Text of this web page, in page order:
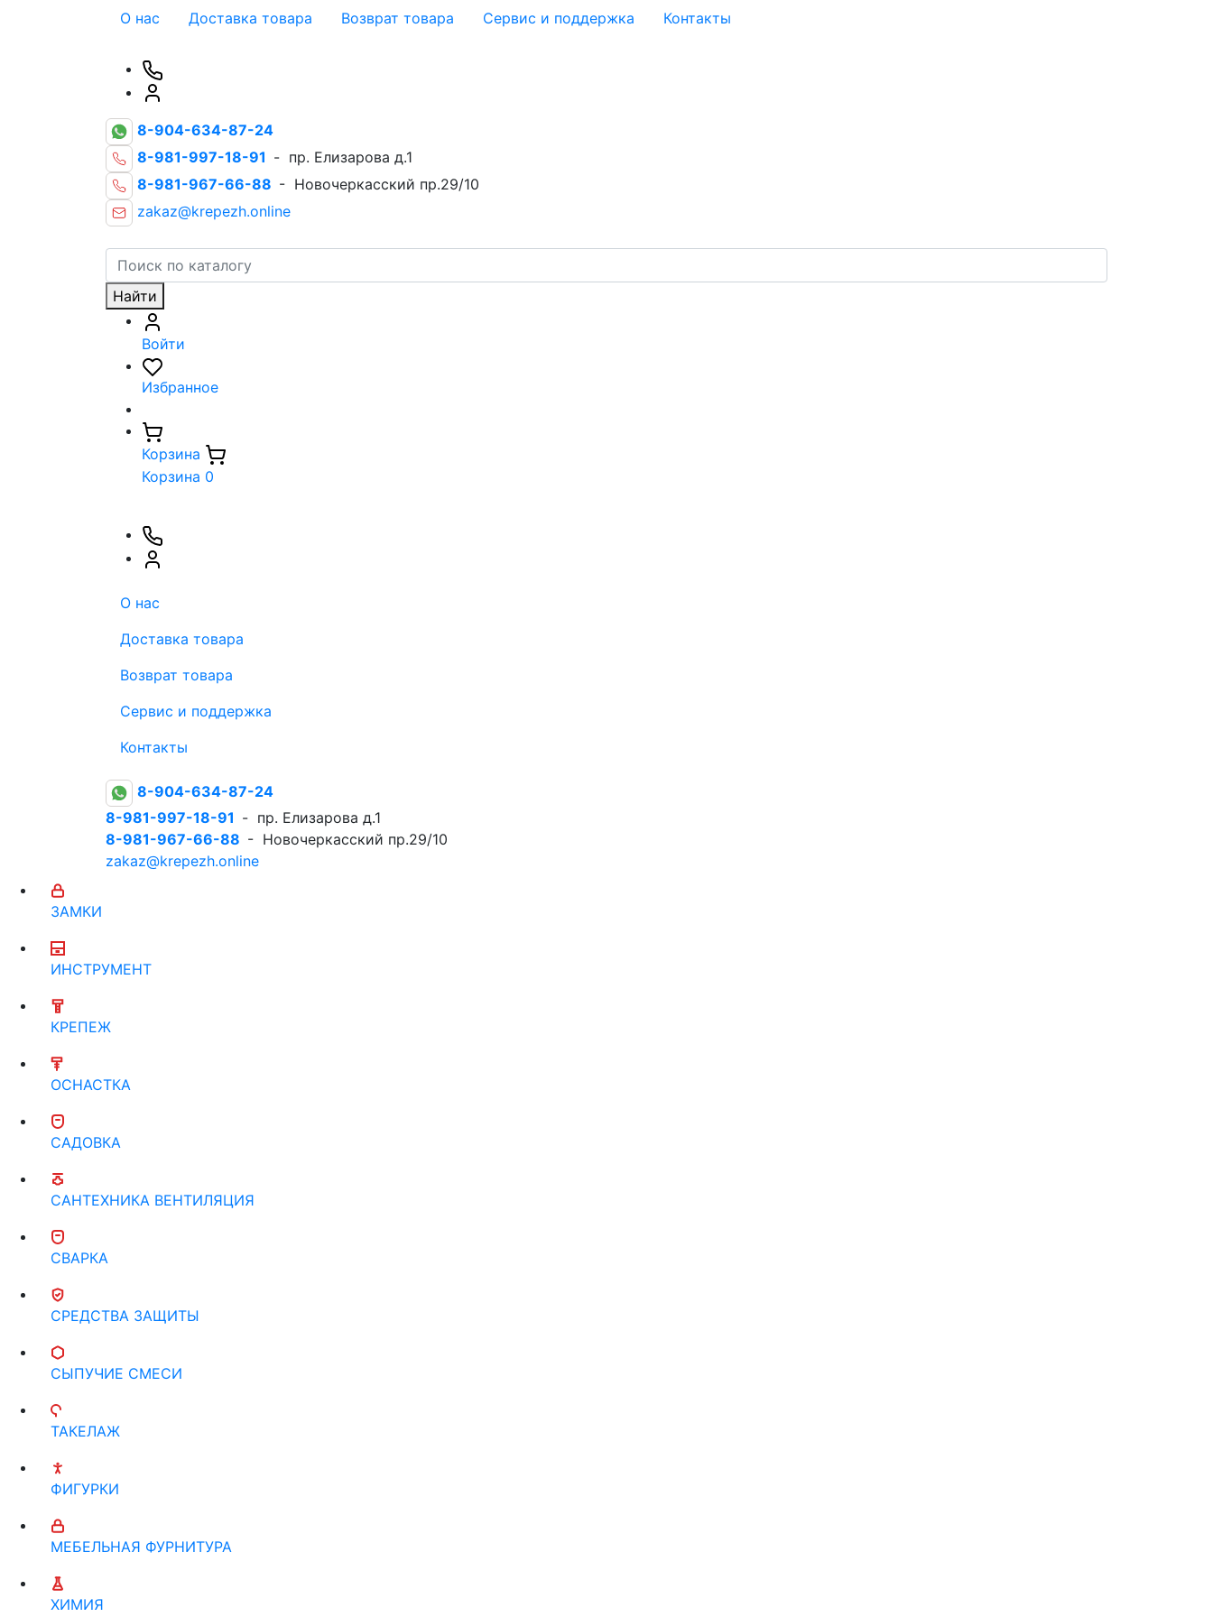
О нас Доставка товара Возврат товара Сервис и поддержка Контакты
8-904-634-87-24
8-981-997-18-91 - пр. Елизарова д.1
8-981-967-66-88 - Новочеркасский пр.29/10
zakaz@krepezh.online
Найти
Войти
Избранное
Корзина
Корзина 0
О нас
Доставка товара
Возврат товара
Сервис и поддержка
Контакты
8-904-634-87-24
8-981-997-18-91 - пр. Елизарова д.1
8-981-967-66-88 - Новочеркасский пр.29/10
zakaz@krepezh.online
ЗАМКИ
ИНСТРУМЕНТ
КРЕПЕЖ
ОСНАСТКА
САДОВКА
САНТЕХНИКА ВЕНТИЛЯЦИЯ
СВАРКА
СРЕДСТВА ЗАЩИТЫ
СЫПУЧИЕ СМЕСИ
ТАКЕЛАЖ
ФИГУРКИ
МЕБЕЛЬНАЯ ФУРНИТУРА
ХИМИЯ